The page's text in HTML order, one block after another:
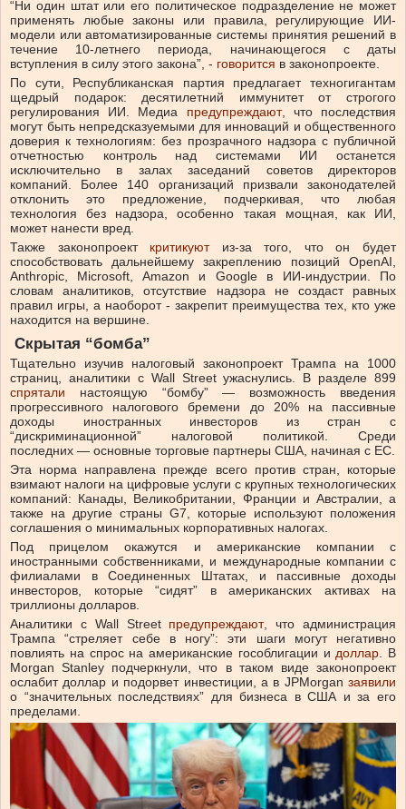
“Ни один штат или его политическое подразделение не может
применять любые законы или правила, регулирующие ИИ-
модели или автоматизированные системы принятия решений в
течение 10-летнего периода, начинающегося с даты
вступления в силу этого закона”, - говорится в законопроекте.
По сути, Республиканская партия предлагает техногигантам
щедрый подарок: десятилетний иммунитет от строгого
регулирования ИИ. Медиа
предупреждают, что последствия
могут быть непредсказуемыми для инноваций и общественного
доверия к технологиям: без прозрачного надзора с публичной
отчетностью контроль над системами ИИ останется
исключительно в залах заседаний советов директоров
компаний. Более 140 организаций призвали законодателей
отклонить это предложение, подчеркивая, что любая
технология без надзора, особенно такая мощная, как ИИ,
может нанести вред.
Также законопроект
критикуют
из-за того, что он будет
способствовать дальнейшему закреплению позиций OpenAI,
Anthropic, Microsoft, Amazon и Google в ИИ-индустрии. По
словам аналитиков, отсутствие надзора не создаст равных
правил игры, а наоборот - закрепит преимущества тех, кто уже
находится на вершине.
Скрытая “бомба”
Тщательно изучив налоговый законопроект Трампа на 1000
страниц, аналитики с Wall Street ужаснулись. В разделе 899
спрятали
настоящую “бомбу” — возможность введения
прогрессивного налогового бремени до 20% на пассивные
доходы иностранных инвесторов из стран с
“дискриминационной” налоговой политикой. Среди
последних — основные торговые партнеры США, начиная с ЕС.
Эта норма направлена прежде всего против стран, которые
взимают налоги на цифровые услуги с крупных технологических
компаний: Канады, Великобритании, Франции и Австралии, а
также на другие страны G7, которые используют положения
соглашения о минимальных корпоративных налогах.
Под прицелом окажутся и американские компании с
иностранными собственниками, и международные компании с
филиалами в Соединенных Штатах, и пассивные доходы
инвесторов, которые “сидят” в американских активах на
триллионы долларов.
Аналитики с Wall Street предупреждают, что администрация
Трампа “стреляет себе в ногу”: эти шаги могут негативно
повлиять на спрос на американские гособлигации и доллар
В
Morgan Stanley подчеркнули, что в таком виде законопроект
ослабит доллар и подорвет инвестиции, а в JPMorgan заявили
о “значительных последствиях” для бизнеса в США и за его
пределами.